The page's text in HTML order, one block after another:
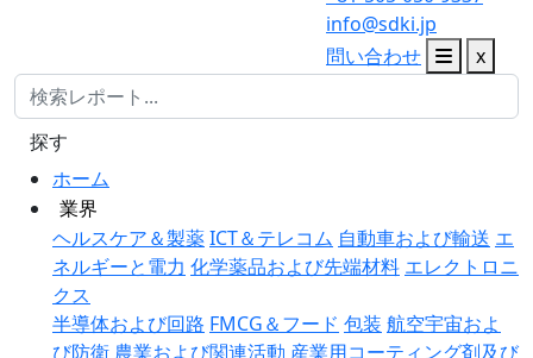
info@sdki.jp
問い合わせ
x
ホーム
業界
ヘルスケア＆製薬ICT＆テレコム 自動車および輸送 エ
ネルギーと電力 化学薬品および先端材料 エレクトロニ
クス
半導体および回路 FMCG＆フード 包装 航空宇宙およ
び防衛 農業および関連活動 産業用コーティング剤及び
探す